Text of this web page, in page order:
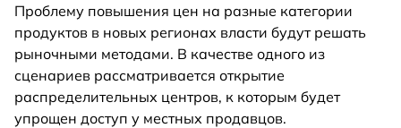
Проблему повышения цен на разные категории
продуктов в новых регионах власти будут решать
рыночными методами. В качестве одного из
сценариев рассматривается открытие
распределительных центров, к которым будет
упрощен доступ у местных продавцов.